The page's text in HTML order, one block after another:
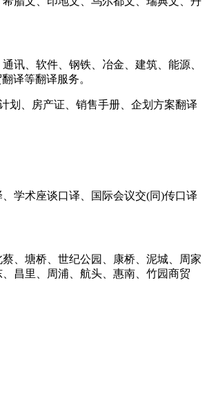
讯、软件、钢铁、冶金、建筑、能源、
译等翻译服务。
划、房产证、销售手册、企划方案翻译
学术座谈口译、国际会议交(同)传口译
、塘桥、世纪公园、康桥、泥城、周家
昌里、周浦、航头、惠南、竹园商贸